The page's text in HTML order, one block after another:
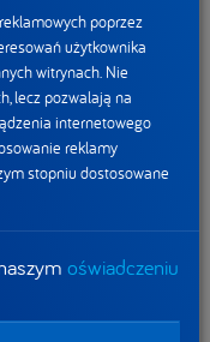
z dostawcami
nie tylko mogli
ale też znaleźć
osobom walczącym
że akcja
społecznościowych.
pokazujące, jak
zagrożenia COVID-
poprzez
użytkownika
witrynach. Nie
lecz pozwalają na
internetowego
reklamy
stopniu dostosowane
oświadczeniu